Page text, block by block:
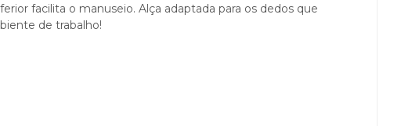
facilita o manuseio. Alça adaptada para os dedos que
de trabalho!